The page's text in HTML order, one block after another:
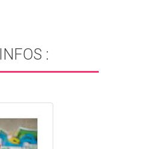
INFOS :